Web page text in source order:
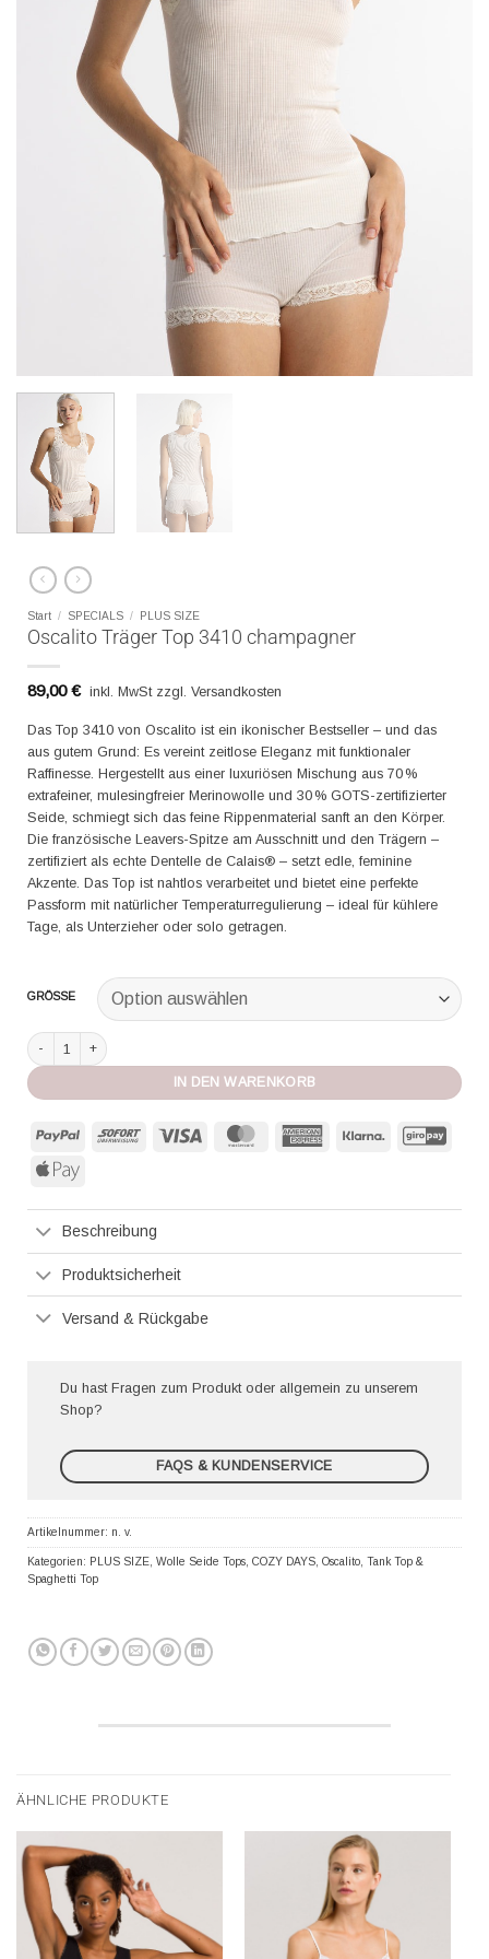
Start / SPECIALS / PLUS SIZE
Oscalito Träger Top 3410 champagner
89,00€ inkl. MwSt zzgl. Versandkosten
Das Top 3410 von Oscalito ist ein ikonischer Bestseller – und das
aus gutem Grund: Es vereint zeitlose Eleganz mit funktionaler
Raffinesse. Hergestellt aus einer luxuriösen Mischung aus 70 %
extrafeiner, mulesingfreier Merinowolle und 30 % GOTS-zertifizierter
Seide, schmiegt sich das feine Rippenmaterial sanft an den Körper.
Die französische Leavers-Spitze am Ausschnitt und den Trägern –
zertifiziert als echte Dentelle de Calais® – setzt edle, feminine
Akzente. Das Top ist nahtlos verarbeitet und bietet eine perfekte
Passform mit natürlicher Temperaturregulierung – ideal für kühlere
Tage, als Unterzieher oder solo getragen.
GRÖSSE
Oscalito Träger Top 3410 champagner Menge
IN DEN WARENKORB
PayPal Sofort MasterCard American
Klarna
Apple
Beschreibung
Produktsicherheit
Versand & Rückgabe
Du hast Fragen zum Produkt oder allgemein zu unserem
Shop?
FAQS & KUNDENSERVICE
Artikelnummer: n. v.
Kategorien: PLUS SIZE Wolle Seide Tops COZY DAYS Oscalito Tank Top &
Spaghetti Top
ÄHNLICHE PRODUKTE